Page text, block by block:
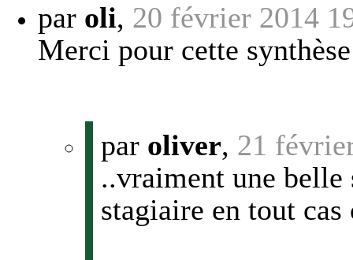
par oli, 20 février 2014
Merci pour cette
par oliver, 21
..vraiment une belle
stagiaire en tout cas